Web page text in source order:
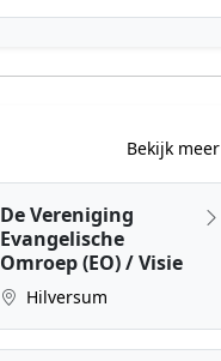
Bekijk meer
De Vereniging
Evangelische
Omroep (EO) / Visie
Hilversum